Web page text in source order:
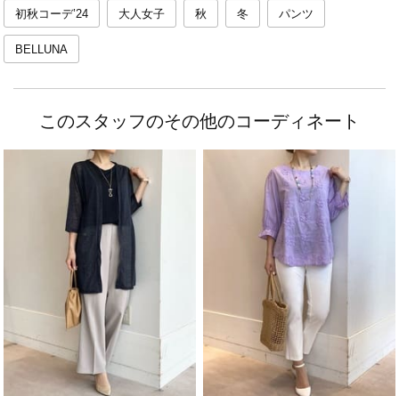
初秋コーデ’24 大人女子 秋 冬 パンツ
BELLUNA
このスタッフのその他のコーディネート